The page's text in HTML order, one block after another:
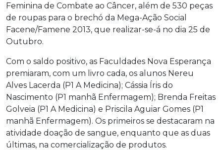
Feminina de Combate ao Câncer, além de 530 peças
de roupas para o brechó da Mega-Ação Social
Facene/Famene 2013, que realizar-se-á no dia 25 de
Outubro.
Com o saldo positivo, as Faculdades Nova Esperança
premiaram, com um livro cada, os alunos Nereu
Alves Lacerda (P1 A Medicina); Cássia Íris do
Nascimento (P1 manhã Enfermagem); Brenda Freitas
Golveia (P1 A Medicina) e Priscila Aguiar Gomes (P1
manhã Enfermagem). Os primeiros se destacaram na
atividade doação de sangue, enquanto que as duas
últimas, na comercialização de produtos.